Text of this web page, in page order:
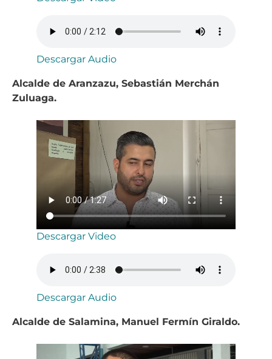
Descargar Audio
Alcalde de Aranzazu, Sebastián Merchán
Zuluaga.
Descargar Video
Descargar Audio
Alcalde de Salamina, Manuel Fermín Giraldo.